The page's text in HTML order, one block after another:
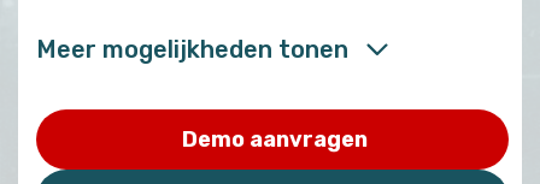
Meer mogelijkheden tonen
Demo aanvragen